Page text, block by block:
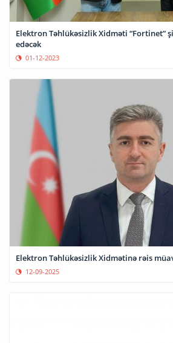
Elektron Təhlükəsizlik Xidməti “Fortinet”
edəcək
01-12-2023
Elektron Təhlükəsizlik Xidmətinə rəis
12-09-2025